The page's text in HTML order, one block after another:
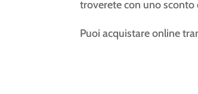
troverete con uno
Puoi acquistare online